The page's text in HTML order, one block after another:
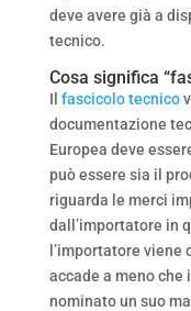
deve avere già a
tecnico.
Cosa significa
Il fascicolo tecnico
documentazione
Europea deve
può essere sia il
riguarda le merci
dall’importatore in
l’importatore viene
accade a meno che
nominato un suo